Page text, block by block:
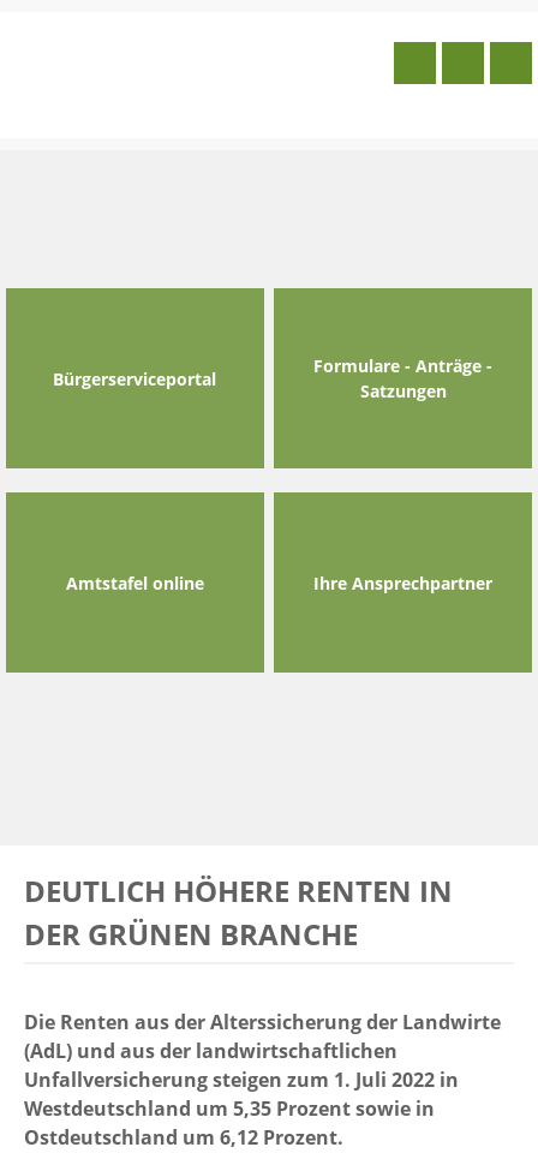
Bürgerserviceportal
Formulare - Anträge -
Satzungen
Amtstafel online Ihre Ansprechpartner
DEUTLICH HÖHERE RENTEN IN
DER GRÜNEN BRANCHE
Die Renten aus der Alterssicherung der Landwirte
(AdL) und aus der landwirtschaftlichen
Unfallversicherung steigen zum 1. Juli 2022 in
Westdeutschland um 5,35 Prozent sowie in
Ostdeutschland um 6,12 Prozent.